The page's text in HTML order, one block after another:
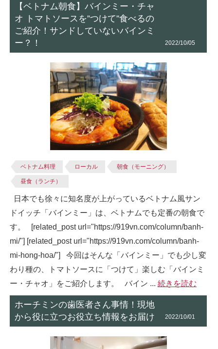
【ベトナム朝食】バインミー・チャ
オ トマトソースを”つけて”食べるの
ご紹介！サンドしていないバインミ
ー？！
2022/10/05
ベトナム料理 ローカル 朝食（モーニング）
昼食（ランチ）
日本でも徐々に知名度が上がっているベトナム風サン
ドイッチ「バインミー」は、ベトナムでも定番の朝食で
す。 [related_post url="https://919vn.com/column/banh-
mi/"] [related_post url="https://919vn.com/column/banh-
mi-hong-hoa/"] 今回はそんな「バインミー」でも少し変
わり種の、トマトソースに「つけて」楽しむ「バインミ
ー・チャオ」をご紹介します。 バイン ... 続きを読む
ホーチミンの歯医者さん事情！現地
から役に立つお役立ち情報をお届け
2022/10/01